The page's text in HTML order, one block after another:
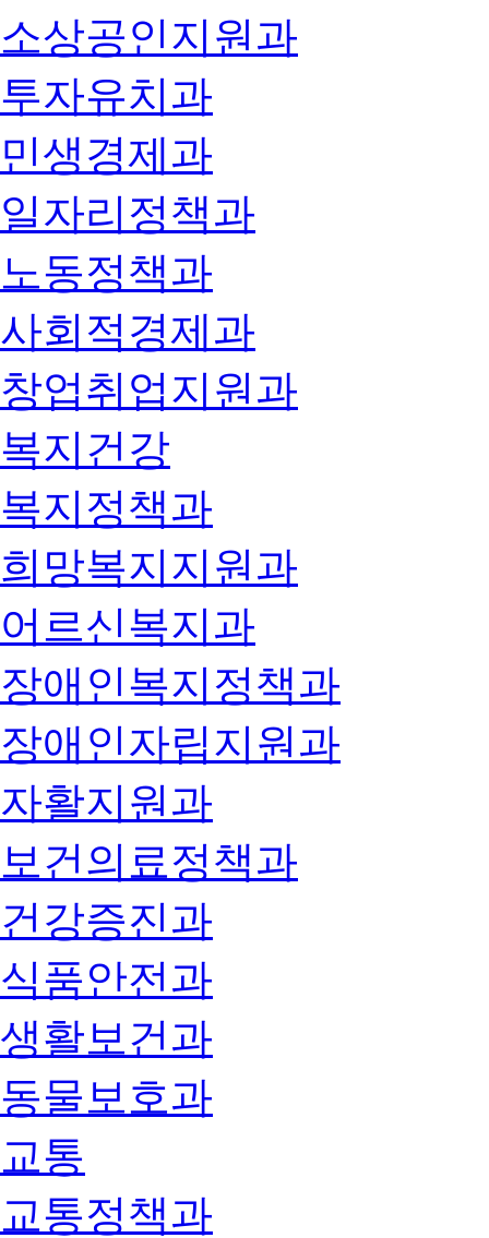
소상공인지원과
투자유치과
민생경제과
일자리정책과
노동정책과
사회적경제과
창업취업지원과
복지건강
복지정책과
희망복지지원과
어르신복지과
장애인복지정책과
장애인자립지원과
자활지원과
보건의료정책과
건강증진과
식품안전과
생활보건과
동물보호과
교통
교통정책과